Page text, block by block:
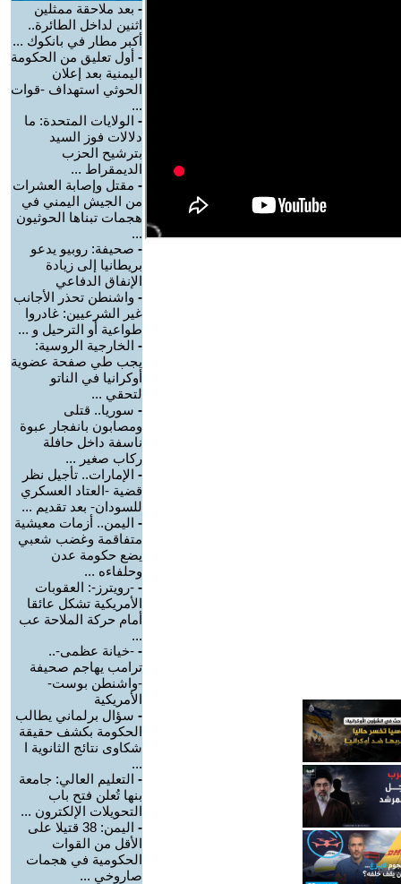
- بعد ملاحقة ممثلين
اثنين لداخل الطائرة..
أكبر مطار في بانكوك ...
- أول تعليق من الحكومة
اليمنية بعد إعلان
الحوثي استهداف -قوات
...
- الولايات المتحدة: ما
دلالات فوز السيد
بترشيح الحزب
الديمقراط ...
- مقتل وإصابة العشرات
من الجيش اليمني في
هجمات تبناها الحوثيون
...
- صحيفة: روبيو يدعو
بريطانيا إلى زيادة
الإنفاق الدفاعي
- واشنطن تحذر الأجانب
غير الشرعيين: غادروا
طواعية أو الترحيل و ...
- الخارجية الروسية:
يجب طي صفحة عضوية
أوكرانيا في الناتو
لتحقي ...
- سوريا.. قتلى
ومصابون بانفجار عبوة
ناسفة داخل حافلة
ركاب صغير ...
- الإمارات.. تأجيل نظر
قضية -العتاد العسكري
للسودان- بعد تقديم ...
- اليمن.. أزمات معيشية
متفاقمة وغضب شعبي
يضع حكومة عدن
وحلفاءه ...
- -رويترز-: العقوبات
الأمريكية تشكل عائقا
أمام حركة الملاحة عب
...
- -خيانة عظمى-..
ترامب يهاجم صحيفة
-واشنطن بوست-
الأمريكية
- سؤال برلماني يطالب
الحكومة بكشف حقيقة
شكاوى نتائج الثانوية ا
...
- التعليم العالي: جامعة
بنها تُعلن فتح باب
التحويلات الإلكترون ...
-
اليمن: 38 قتيلا على
الأقل من القوات
الحكومية في هجمات
صاروخي ...